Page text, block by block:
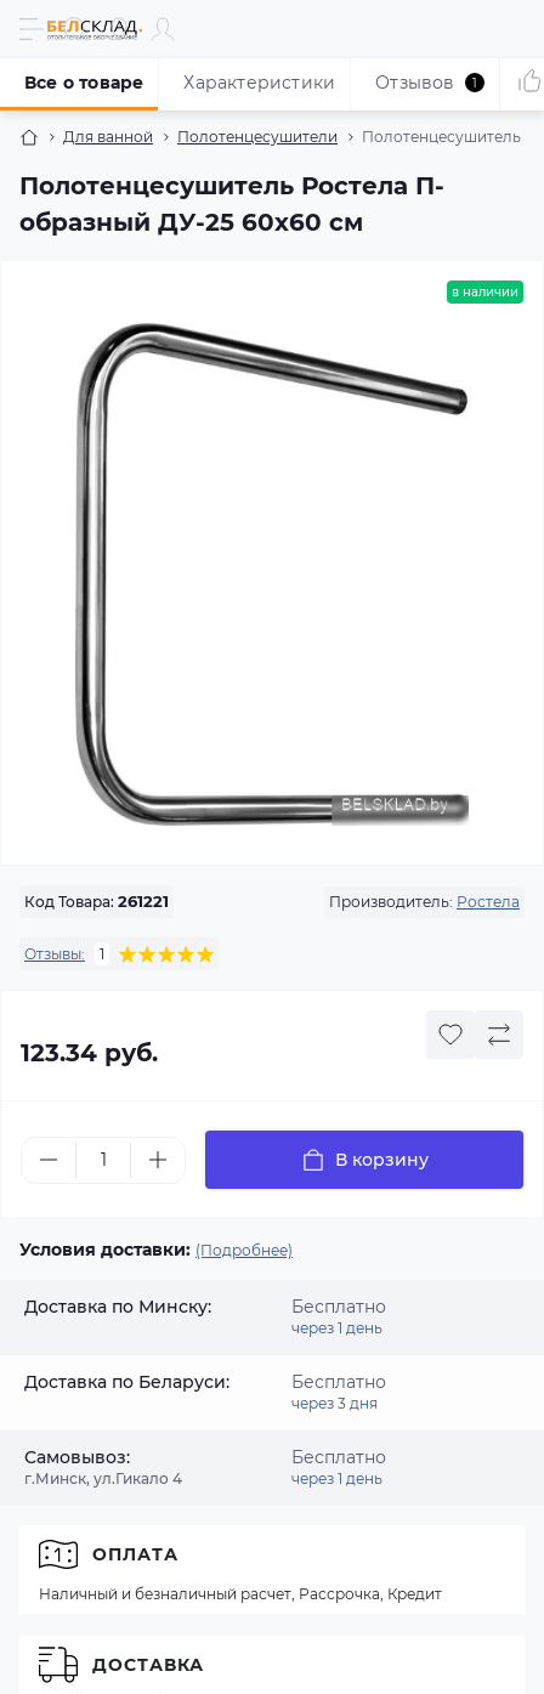
Для ванной Полотенцесушители Полотенцесушитель
Полотенцесушитель Ростела П-
образный ДУ-25 60x60 см
Все о товаре Характеристики Отзывов 1
в наличии
Код Товара: 261221 Производитель: Ростела
Отзывы: 1
123.34 руб.
В корзину
Условия доставки: (Подробнее)
Доставка по Минску: Бесплатно
через 1 день
Доставка по Беларуси: Бесплатно
через 3 дня
Самовывоз:
г.Минск, ул.Гикало 4
Бесплатно
через 1 день
ОПЛАТА
Наличный и безналичный расчет, Рассрочка, Кредит
ДОСТАВКА